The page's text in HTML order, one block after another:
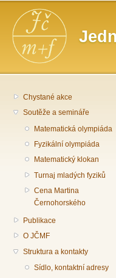
Hlavní menu
Chystané akce
Soutěže a semináře
Matematická olympiáda
Fyzikální olympiáda
Matematický klokan
Turnaj mladých fyziků
Cena Martina
Černohorského
Publikace
O JČMF
Struktura a kontakty
Sídlo, kontaktní adresy